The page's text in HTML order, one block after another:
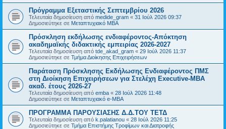
Πρόγραμμα Εξεταστικής Σεπτεμβρίου 2026
Τελευταία δημοσίευση από medide_gram « 31 Ιούλ 2026 09:37
Δημοσιεύτηκε σε Μεταπτυχιακό MBA
Πρόσκληση εκδήλωσης ενδιαφέροντος-Απόκτηση
ακαδημαϊκής διδακτικής εμπειρίας 2026-2027
Τελευταία δημοσίευση από tde_akad_gram « 29 Ιούλ 2026 11:37
Δημοσιεύτηκε σε Τμήμα Διοίκησης Επιχειρήσεων
Παράταση Πρόσκλησης Εκδήλωσης Ενδιαφέροντος ΠΜΣ
στη Διοίκηση Επιχειρήσεων για Στελέχη Executive-MBΑ
ακαδ. έτους 2026-27
Τελευταία δημοσίευση από emba « 28 Ιούλ 2026 11:48
Δημοσιεύτηκε σε Μεταπτυχιακό e-MBA
ΠΡΟΓΡΑΜΜΑ ΠΑΡΟΥΣΙΑΣΗΣ Δ.Δ.ΤΟΥ ΤΕΤΔ
Τελευταία δημοσίευση από k.palatianou « 28 Ιούλ 2026 11:25
Δημοσιεύτηκε σε Τμήμα Επιστήμης Τροφίμων και Διατροφής